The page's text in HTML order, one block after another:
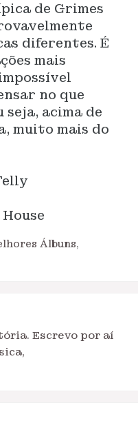
de Grimes
diferentes. É
mais
no que
seja, acima de
muito mais do
Álbuns
Escrevo por aí